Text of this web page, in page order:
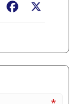
Facebook